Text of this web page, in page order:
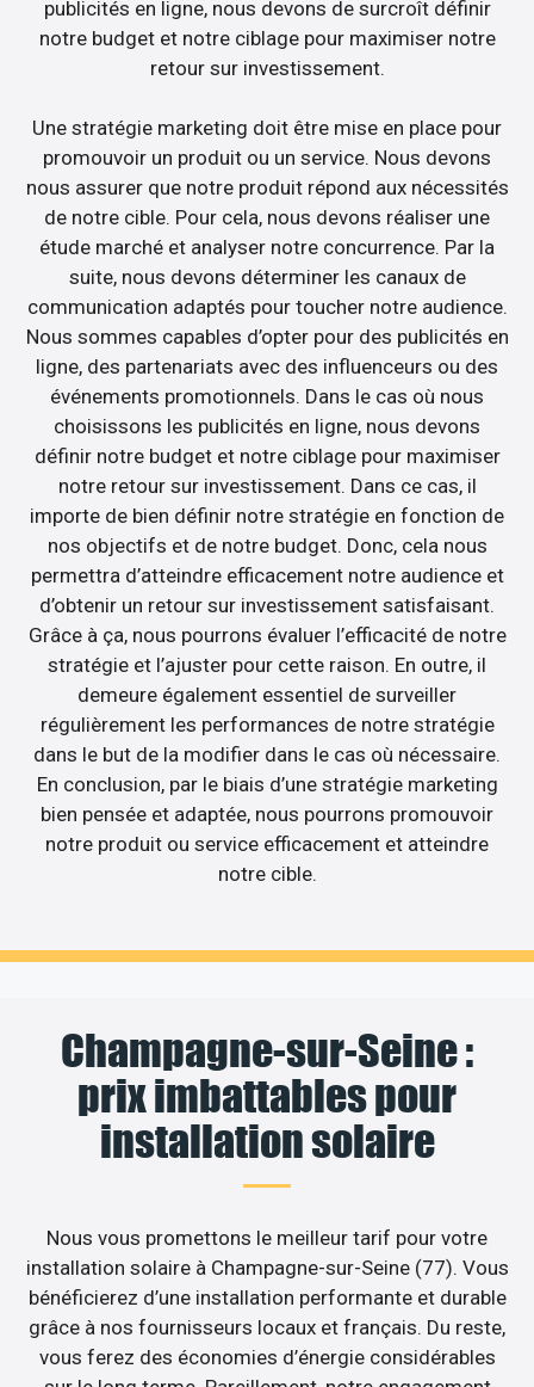
publicités en ligne, nous devons de surcroît définir
notre budget et notre ciblage pour maximiser notre
retour sur investissement.
Une stratégie marketing doit être mise en place pour
promouvoir un produit ou un service. Nous devons
nous assurer que notre produit répond aux nécessités
de notre cible. Pour cela, nous devons réaliser une
étude marché et analyser notre concurrence. Par la
suite, nous devons déterminer les canaux de
communication adaptés pour toucher notre audience.
Nous sommes capables d’opter pour des publicités en
ligne, des partenariats avec des influenceurs ou des
événements promotionnels. Dans le cas où nous
choisissons les publicités en ligne, nous devons
définir notre budget et notre ciblage pour maximiser
notre retour sur investissement. Dans ce cas, il
importe de bien définir notre stratégie en fonction de
nos objectifs et de notre budget. Donc, cela nous
permettra d’atteindre efficacement notre audience et
d’obtenir un retour sur investissement satisfaisant.
Grâce à ça, nous pourrons évaluer l’efficacité de notre
stratégie et l’ajuster pour cette raison. En outre, il
demeure également essentiel de surveiller
régulièrement les performances de notre stratégie
dans le but de la modifier dans le cas où nécessaire.
En conclusion, par le biais d’une stratégie marketing
bien pensée et adaptée, nous pourrons promouvoir
notre produit ou service efficacement et atteindre
notre cible.
Champagne-sur-Seine :
prix imbattables pour
installation solaire
Nous vous promettons le meilleur tarif pour votre
installation solaire à Champagne-sur-Seine (77). Vous
bénéficierez d’une installation performante et durable
grâce à nos fournisseurs locaux et français. Du reste,
vous ferez des économies d’énergie considérables